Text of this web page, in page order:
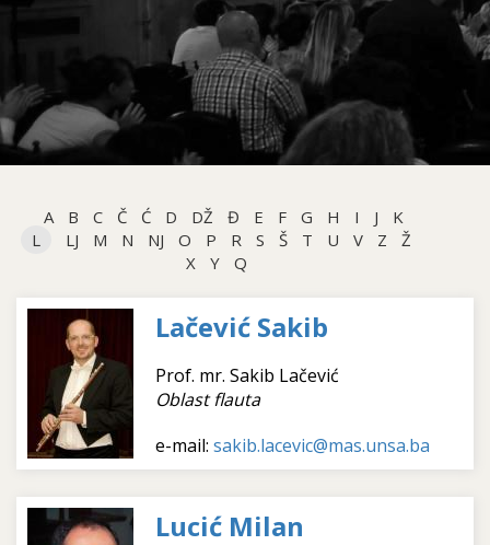
A B C Č Ć D DŽ Đ E F G H I J
K
L
LJ M N NJ O P R S Š T U V Z
Ž
X
Y Q
Lačević Sakib
Prof. mr. Sakib Lačević
Oblast flauta
e-mail: sakib.lacevic@mas.unsa.ba
Lucić Milan